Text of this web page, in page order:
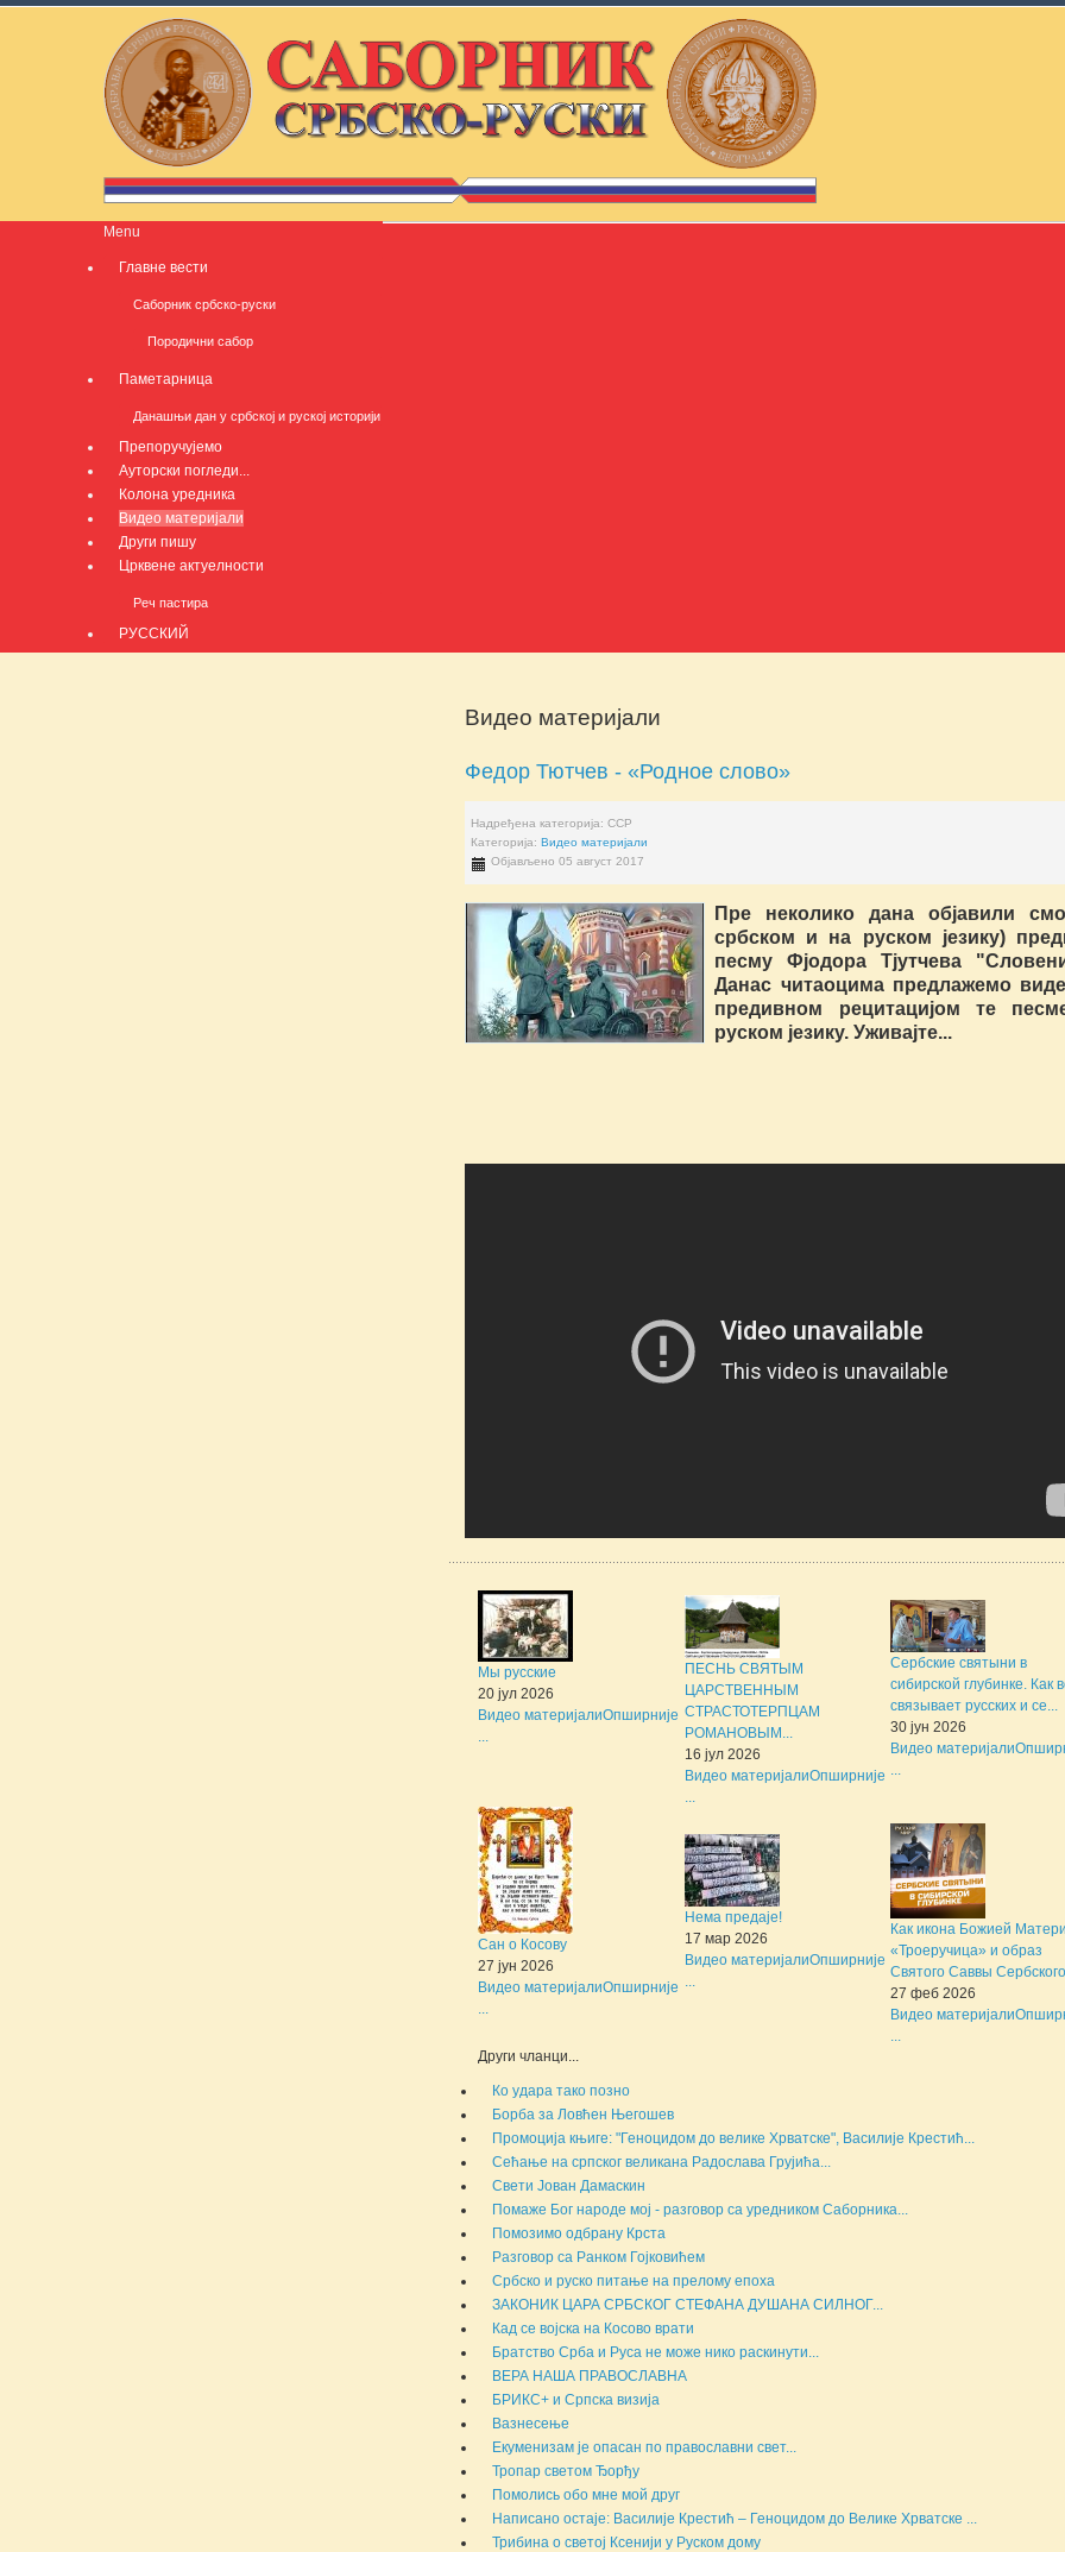
Menu
Главне вести
Саборник србско-руски
Породични сабор
Паметарница
Данашњи дан у србској и руској историји
Препоручујемо
Ауторски погледи...
Колона уредника
Видео материјали
Други пишу
Црквене актуелности
Реч пастира
РУССКИЙ
Видео материјали
Федор Тютчев - «Родное слово»
Надређена категорија:ССР
Категорија:Видео материјали
Објављено 05 август 2017
Пре неколико дана објавили
србском и на руском језику)
песму Фјодора Тјутчева
Данас читаоцима предлажемо
предивном рецитацијом те
руском језику. Уживајте...
Мы русские
20 јул 2026
Видео материјалиОпширније
...
ПЕСНЬ СВЯТЫМ
ЦАРСТВЕННЫМ
СТРАСТОТЕРПЦАМ
РОМАНОВЫМ...
16 јул 2026
Видео материјалиОпширније
...
Сербские святыни в
сибирской глубинке. Как
связывает русских и се...
30 јун 2026
Видео материјали
...
Сан о Косову
27 јун 2026
Видео материјалиОпширније
...
Нема предаје!
17 мар 2026
Видео материјалиОпширније
...
Как икона Божией Матери
«Троеручица» и образ
Святого Саввы
27 феб 2026
Видео материјали
...
Други чланци...
Ко удара тако позно
Борба за Ловћен Његошев
Промоција књиге: "Геноцидом до велике Хрватске", Василије Крестић...
Сећање на српског великана Радослава Грујића...
Свети Јован Дамаскин
Помаже Бог народе мој - разговор са уредником Саборника...
Помозимо одбрану Крста
Разговор са Ранком Гојковићем
Србско и руско питање на прелому епоха
ЗАКОНИК ЦАРА СРБСКОГ СТЕФАНА ДУШАНА СИЛНОГ...
Кад се војска на Косово врати
Братство Срба и Руса не може нико раскинути...
ВЕРА НАША ПРАВОСЛАВНА
БРИКС+ и Српска визија
Вазнесење
Екуменизам је опасан по православни свет...
Тропар светом Ђорђу
Помолись обо мне мой друг
Написано остаје: Василије Крестић – Геноцидом до Велике Хрватске ...
Трибина о светој Ксенији у Руском дому